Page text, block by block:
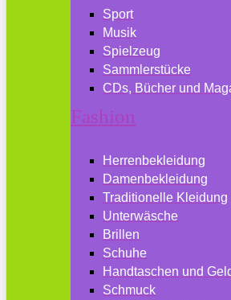
Sport
Musik
Spielzeug
Sammlerstücke
CDs, Bücher und
Fashion
Herrenbekleidung
Damenbekleidung
Traditionelle Kleidung
Unterwäsche
Brillen
Schuhe
Handtaschen und
Schmuck